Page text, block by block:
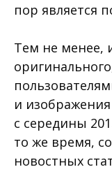
пор является
Тем не менее,
и
с середины
то же время,
новостных